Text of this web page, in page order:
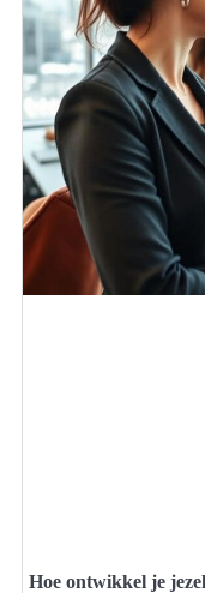
Hoe ontwikkel je